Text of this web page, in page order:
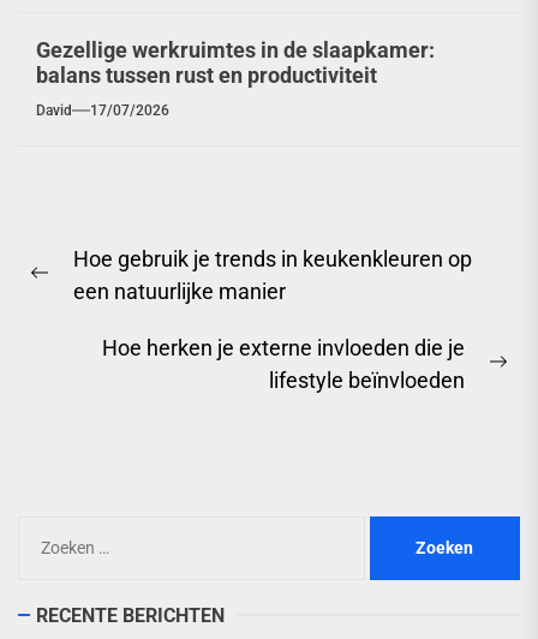
Gezellige werkruimtes in de slaapkamer:
balans tussen rust en productiviteit
David 17/07/2026
Previous
Hoe gebruik je trends in keukenkleuren op
een natuurlijke manier
Hoe herken je externe invloeden die je
lifestyle beïnvloeden
naar:
RECENTE BERICHTEN